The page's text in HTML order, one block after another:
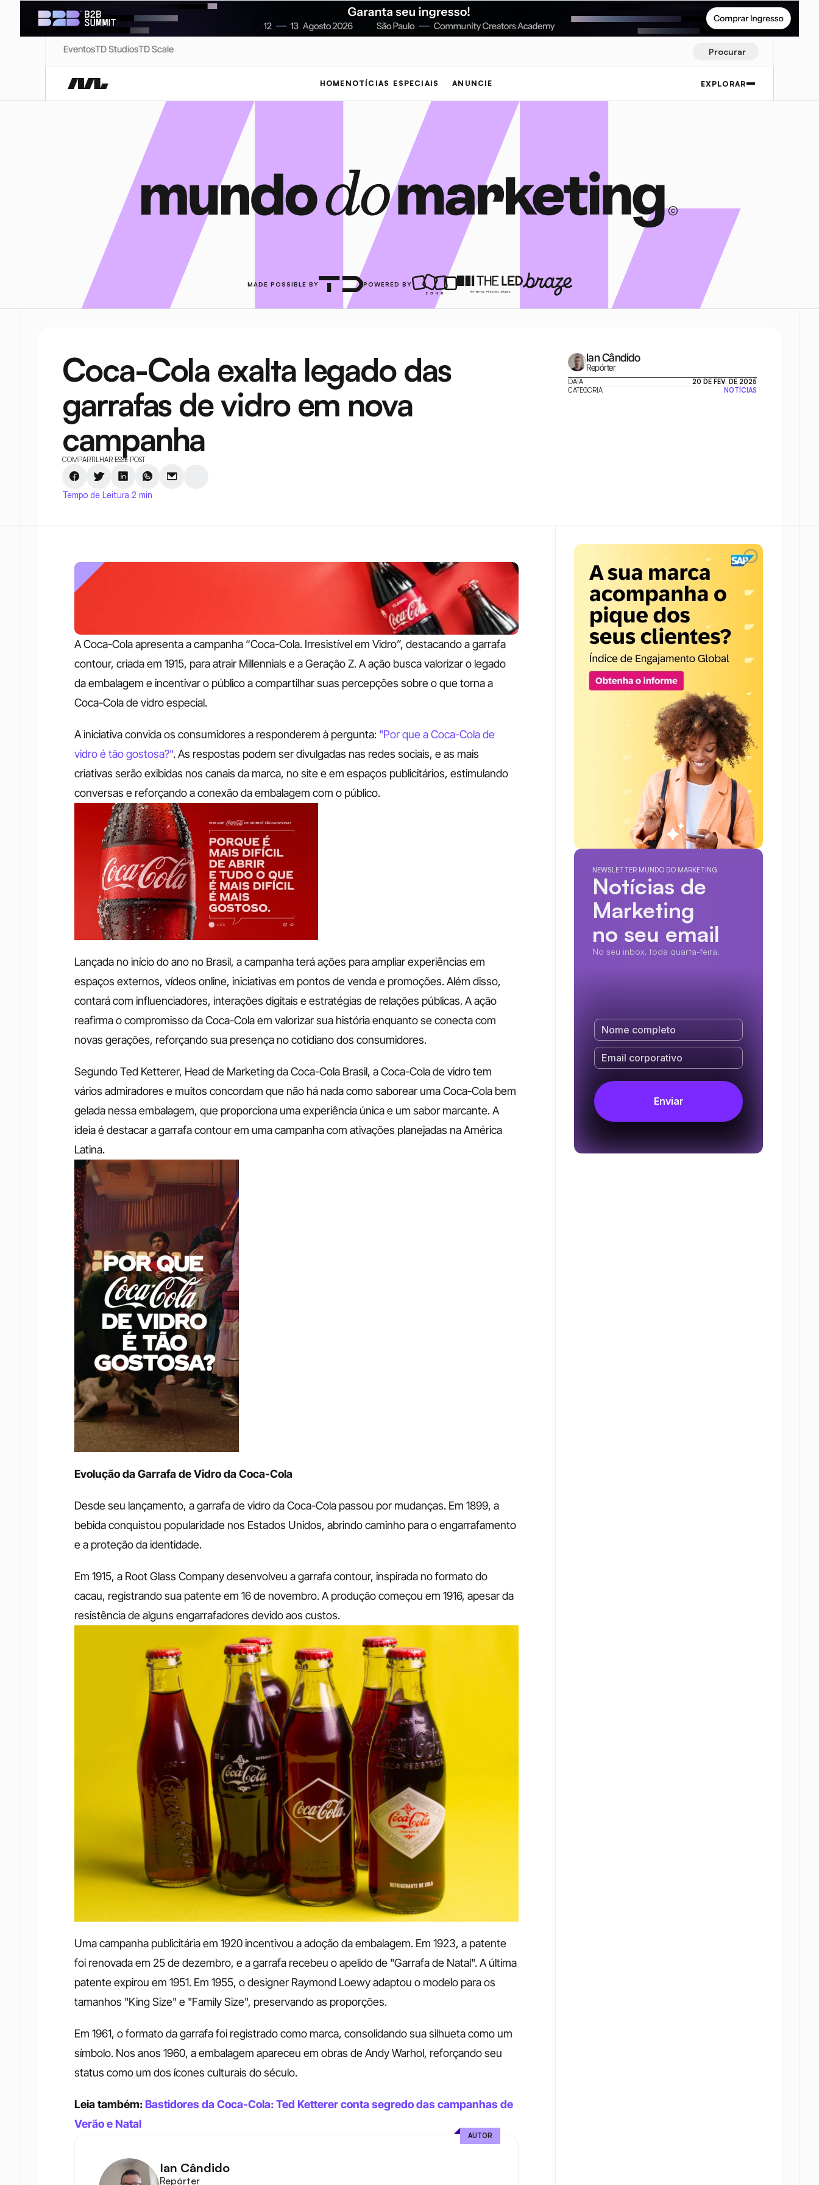
EventosTD StudiosTD Scale Procurar
HOME NOTÍCIAS ESPECIAIS ANUNCIE EXPLORAR
MADE POSSIBLE BY POWERED BY
Coca-Cola exalta legado das
garrafas de vidro em nova
campanha
COMPARTILHAR ESSE POST
Tempo de Leitura 2 min
Ian Cândido
Repórter
DATA
20 DE FEV. DE 2025
CATEGORIA
NOTÍCIAS
A Coca-Cola apresenta a campanha “Coca-Cola. Irresistível em Vidro”, destacando a garrafa
contour, criada em 1915, para atrair Millennials e a Geração Z. A ação busca valorizar o legado
da embalagem e incentivar o público a compartilhar suas percepções sobre o que torna a
Coca-Cola de vidro especial.
A iniciativa convida os consumidores a responderem à pergunta: "Por que a Coca-Cola de
vidro é tão gostosa?". As respostas podem ser divulgadas nas redes sociais, e as mais
criativas serão exibidas nos canais da marca, no site e em espaços publicitários, estimulando
conversas e reforçando a conexão da embalagem com o público.
Lançada no início do ano no Brasil, a campanha terá ações para ampliar experiências em
espaços externos, vídeos online, iniciativas em pontos de venda e promoções. Além disso,
contará com influenciadores, interações digitais e estratégias de relações públicas. A ação
reafirma o compromisso da Coca-Cola em valorizar sua história enquanto se conecta com
novas gerações, reforçando sua presença no cotidiano dos consumidores.
Segundo Ted Ketterer, Head de Marketing da Coca-Cola Brasil, a Coca-Cola de vidro tem
vários admiradores e muitos concordam que não há nada como saborear uma Coca-Cola bem
gelada nessa embalagem, que proporciona uma experiência única e um sabor marcante. A
ideia é destacar a garrafa contour em uma campanha com ativações planejadas na América
Latina.
Evolução da Garrafa de Vidro da Coca-Cola
Desde seu lançamento, a garrafa de vidro da Coca-Cola passou por mudanças. Em 1899, a
bebida conquistou popularidade nos Estados Unidos, abrindo caminho para o engarrafamento
e a proteção da identidade.
Em 1915, a Root Glass Company desenvolveu a garrafa contour, inspirada no formato do
cacau, registrando sua patente em 16 de novembro. A produção começou em 1916, apesar da
resistência de alguns engarrafadores devido aos custos.
Uma campanha publicitária em 1920 incentivou a adoção da embalagem. Em 1923, a patente
foi renovada em 25 de dezembro, e a garrafa recebeu o apelido de "Garrafa de Natal". A última
patente expirou em 1951. Em 1955, o designer Raymond Loewy adaptou o modelo para os
tamanhos "King Size" e "Family Size", preservando as proporções.
Em 1961, o formato da garrafa foi registrado como marca, consolidando sua silhueta como um
símbolo. Nos anos 1960, a embalagem apareceu em obras de Andy Warhol, reforçando seu
status como um dos ícones culturais do século.
Leia também: Bastidores da Coca-Cola: Ted Ketterer conta segredo das campanhas de
Verão e Natal
Ian Cândido
Repórter
AUTOR
NEWSLETTER MUNDO DO MARKETING
Notícias de
Marketing
no seu email
No seu inbox, toda quarta-feira.